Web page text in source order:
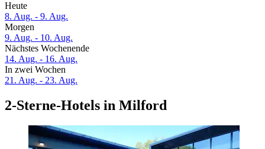
Heute
8. Aug. - 9. Aug.
Morgen
9. Aug. - 10. Aug.
Nächstes Wochenende
14. Aug. - 16. Aug.
In zwei Wochen
21. Aug. - 23. Aug.
2-Sterne-Hotels in Milford